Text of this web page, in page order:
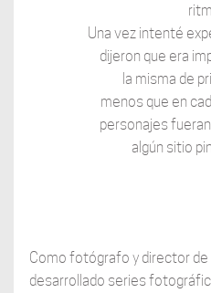
Una vez intenté
dijeron que era
la misma de
menos que en
personajes
algún sitio
Como fotógrafo y director de
desarrollado series